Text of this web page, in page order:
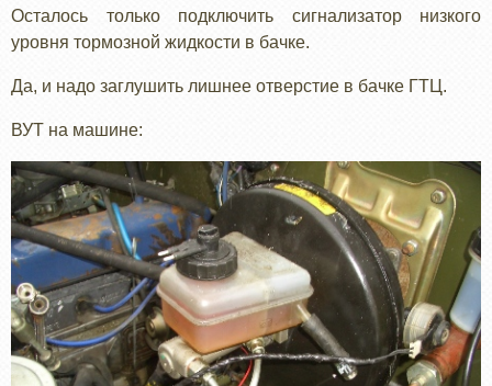
Осталось только подключить сигнализатор низкого
уровня тормозной жидкости в бачке.
Да, и надо заглушить лишнее отверстие в бачке ГТЦ.
ВУТ на машине: